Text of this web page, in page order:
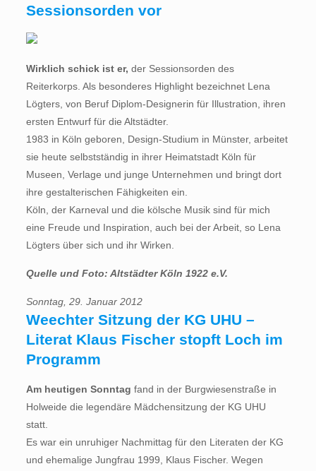
Sessionsorden vor
Wirklich schick ist er, der Sessionsorden des
Reiterkorps. Als besonderes Highlight bezeichnet Lena
Lögters, von Beruf Diplom-Designerin für Illustration, ihren
ersten Entwurf für die Altstädter.
1983 in Köln geboren, Design-Studium in Münster, arbeitet
sie heute selbstständig in ihrer Heimatstadt Köln für
Museen, Verlage und junge Unternehmen und bringt dort
ihre gestalterischen Fähigkeiten ein.
Köln, der Karneval und die kölsche Musik sind für mich
eine Freude und Inspiration, auch bei der Arbeit, so Lena
Lögters über sich und ihr Wirken.
Quelle und Foto: Altstädter Köln 1922 e.V.
Sonntag, 29. Januar 2012
Weechter Sitzung der KG UHU –
Literat Klaus Fischer stopft Loch im
Programm
Am heutigen Sonntag fand in der Burgwiesenstraße in
Holweide die legendäre Mädchensitzung der KG UHU
statt.
Es war ein unruhiger Nachmittag für den Literaten der KG
und ehemalige Jungfrau 1999, Klaus Fischer. Wegen